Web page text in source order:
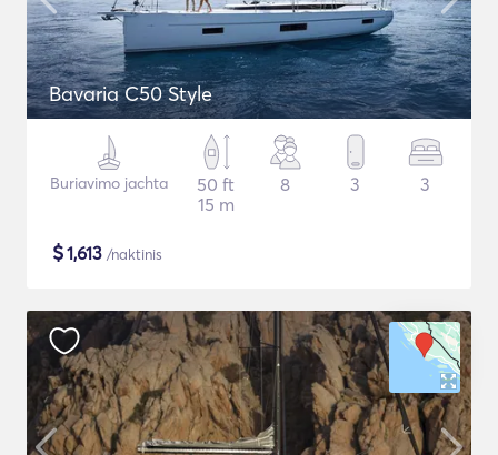
Bavaria C50 Style
Buriavimo jachta
50 ft
15 m
8 3 3
$1,613 /naktinis